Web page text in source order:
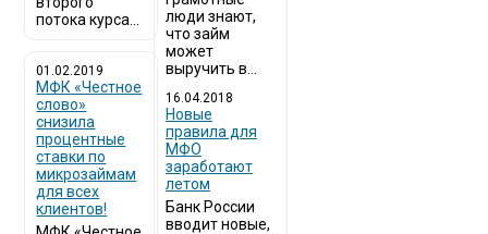
потока курса...
01.02.2019
МФК «Честное
слово»
снизила
процентные
ставки по
микрозаймам
для всех
клиентов!
люди знают,
что займ
может
выручить в...
16.04.2018
Новые
правила для
МФО
заработают
летом
Банк России
вводит новые,